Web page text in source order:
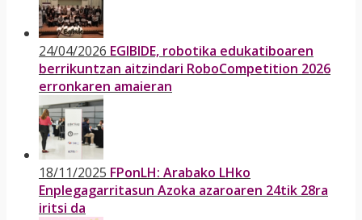
24/04/2026 EGIBIDE, robotika edukatiboaren
berrikuntzan aitzindari RoboCompetition 2026
erronkaren amaieran
18/11/2025 FPonLH: Arabako LHko
Enplegagarritasun Azoka azaroaren 24tik 28ra
iritsi da